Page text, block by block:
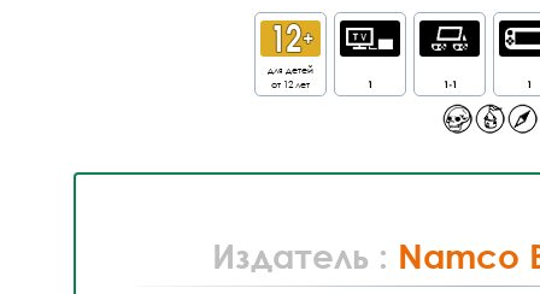
для детей
от 12 лет
1 1-1 1
Издатель : Namco